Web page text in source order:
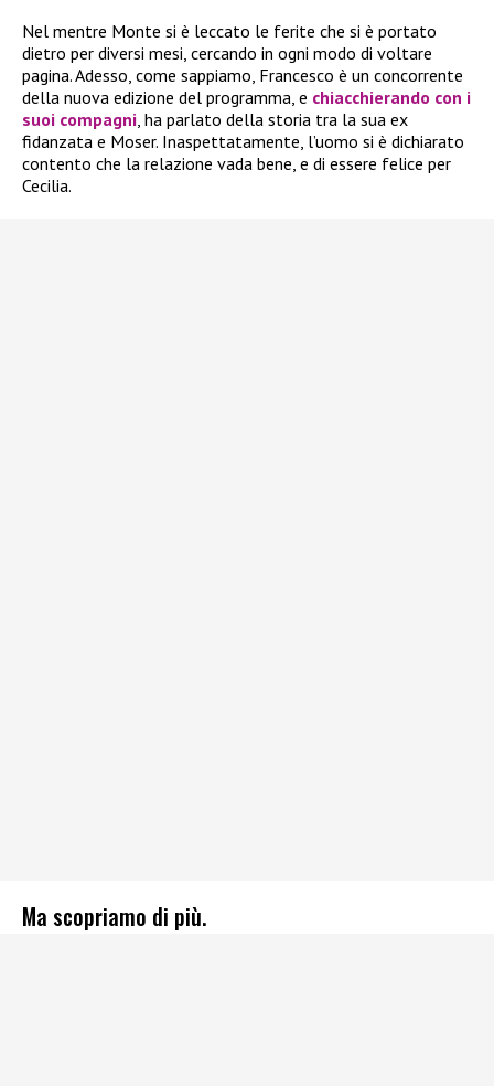
Nel mentre Monte si è leccato le ferite che si è portato
dietro per diversi mesi, cercando in ogni modo di voltare
pagina. Adesso, come sappiamo, Francesco è un concorrente
della nuova edizione del programma, e chiacchierando con i
suoi compagni, ha parlato della storia tra la sua ex
fidanzata e Moser. Inaspettatamente, l’uomo si è dichiarato
contento che la relazione vada bene, e di essere felice per
Cecilia.
Ma scopriamo di più.